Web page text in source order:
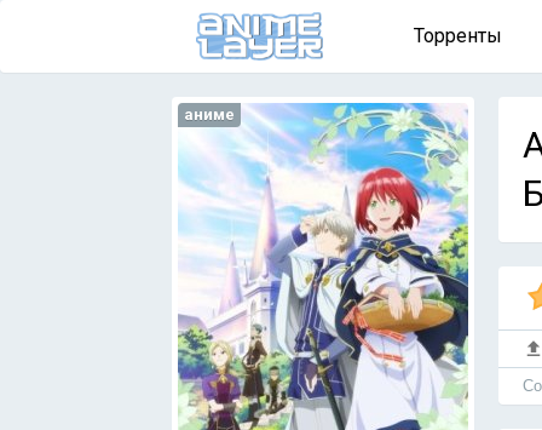
Торренты
аниме